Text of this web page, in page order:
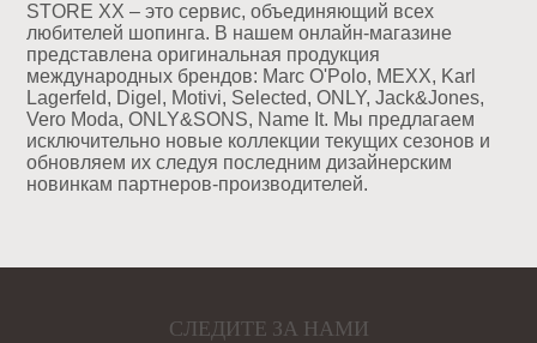
STORE XX – это сервис, объединяющий всех
любителей шопинга. В нашем онлайн-магазине
представлена оригинальная продукция
международных брендов: Marc O'Polo, MEXX, Karl
Lagerfeld, Digel, Motivi, Selected, ONLY, Jack&Jones,
Vero Moda, ONLY&SONS, Name It. Мы предлагаем
исключительно новые коллекции текущих сезонов и
обновляем их следуя последним дизайнерским
новинкам партнеров-производителей.
СЛЕДИТЕ ЗА НАМИ